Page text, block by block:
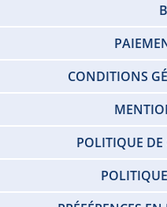
CONDITIONS
POLITIQUE